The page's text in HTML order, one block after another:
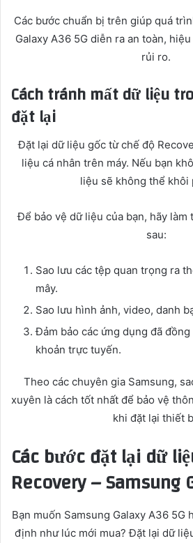
Các bước chuẩn bị trên giúp quá
Galaxy A36 5G diễn ra an toàn,
rủi ro.
Cách tránh mất dữ liệu
đặt lại
Đặt lại dữ liệu gốc từ chế độ
liệu cá nhân trên máy. Nếu bạn
liệu sẽ không thể khôi
Để bảo vệ dữ liệu của bạn, hãy làm
sau:
Sao lưu các tệp quan trọng ra
mây.
Sao lưu hình ảnh, video, danh
Đảm bảo các ứng dụng đã
khoản trực tuyến.
Theo các chuyên gia Samsung,
xuyên là cách tốt nhất để bảo vệ
khi đặt lại thiết
Các bước đặt lại dữ
Recovery – Samsung
Bạn muốn Samsung Galaxy A36 5G
định như lúc mới mua? Đặt lại dữ